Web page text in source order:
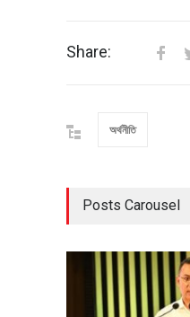
Share:
অর্থনীতি
Posts Carousel